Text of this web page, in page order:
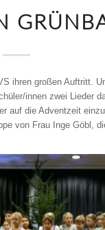
ihren großen Auftritt.
innen zwei Lieder
auf die Adventzeit
von Frau Inge Göbl,